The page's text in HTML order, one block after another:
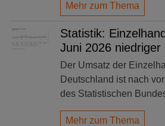
Mehr zum Thema
Statistik:
Juni 2026 niedriger
Der Umsatz der
Deutschland ist nach
des Statistischen
Mehr zum Thema